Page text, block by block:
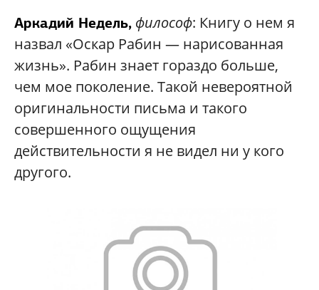
Аркадий Недель, философ: Книгу о нем я
назвал «Оскар Рабин — нарисованная
жизнь». Рабин знает гораздо больше,
чем мое поколение. Такой невероятной
оригинальности письма и такого
совершенного ощущения
действительности я не видел ни у кого
другого.